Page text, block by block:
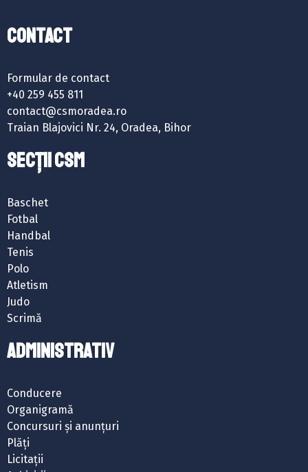
Contact
Formular de contact
+40 259 455 811
contact@csmoradea.ro
Traian Blajovici Nr. 24, Oradea, Bihor
SECȚII CSM
Baschet
Fotbal
Handbal
Tenis
Polo
Atletism
Judo
Scrimă
ADMINISTRATIV
Conducere
Organigramă
Concursuri și anunțuri
Plăți
Licitații